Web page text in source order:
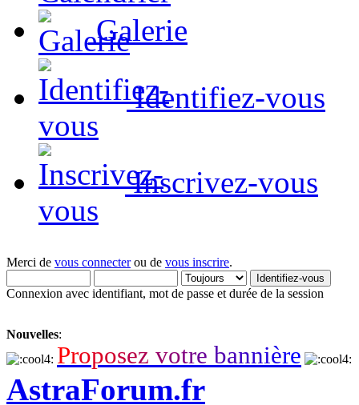
Galerie
Identifiez-vous
Inscrivez-vous
Merci de vous connecterou de vous inscrire.
Connexion avec identifiant, mot de passe et durée de la session
Nouvelles:
Proposez votre bannière
AstraForum.fr